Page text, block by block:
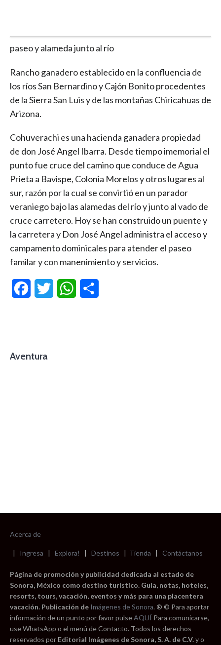
paseo y alameda junto al río
Rancho ganadero establecido en la confluencia de
los ríos San Bernardino y Cajón Bonito procedentes
de la Sierra San Luis y de las montañas Chiricahuas de
Arizona.
Cohuverachi es una hacienda ganadera propiedad
de don José Angel Ibarra. Desde tiempo imemorial el
punto fue cruce del camino que conduce de Agua
Prieta a Bavispe, Colonia Morelos y otros lugares al
sur, razón por la cual se convirtió en un parador
veraniego bajo las alamedas del río y junto al vado de
cruce carretero. Hoy se han construido un puente y
la carretera y Don José Angel administra el acceso y
campamento dominicales para atender el paseo
familar y con manenimiento y servicios.
FacebookTwitter WhatsApp
Aventura
Acerca de
| Ingresa | Explora! | Destinos | Tienda | Contáctanos
Página de promoción y publicidad dedicada al estado de
Sonora, México como destino turístico. Guia, notas, hoteles,
resorts, tours, vacación, eventos y más para una placentera
vacación. Publicación de Imágenes de Sonora. ® © Para aportar
información de un punto por favor pulseAQUÍ Para comunicarse,
use WhatsApp o el menú de Contacto. Todos los derechos
reservados por Editorial Imágenes de Sonora, S. A. de C.V.y o